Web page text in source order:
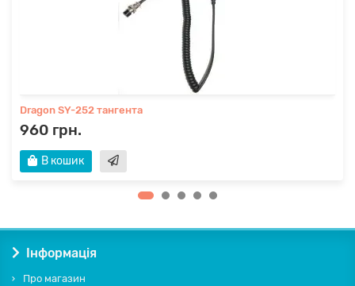
Dragon SY-252 тангента
960 грн.
В кошик
Інформація
Про магазин